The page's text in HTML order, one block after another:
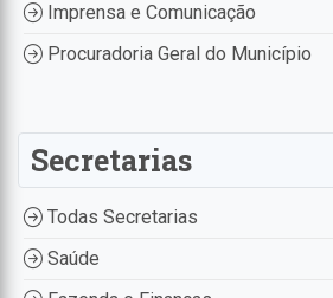
Imprensa e Comunicação
Procuradoria Geral do Município
Secretarias
Todas Secretarias
Saúde